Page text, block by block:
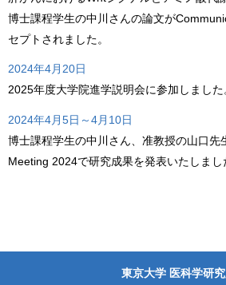
博士課程学生の中川さんの論文が
セプトされました。
2024年4月20日
2025年度大学院進学説明会に参加しました
2024年4月5日～4月10日
博士課程学生の中川さん、准教授の山口先
Meeting 2024で研究成果を発表いたしまし
東京大学 医科学研